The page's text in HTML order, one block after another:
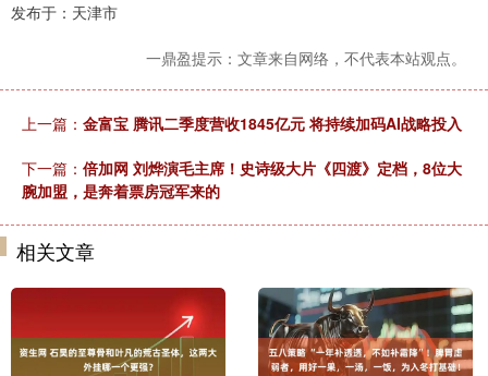
发布于：天津市
一鼎盈提示：文章来自网络，不代表本站观点。
上一篇： 金富宝 腾讯二季度营收1845亿元 将持续加码AI战略投入
下一篇： 倍加网 刘烨演毛主席！史诗级大片《四渡》定档，8位大
腕加盟，是奔着票房冠军来的
相关文章